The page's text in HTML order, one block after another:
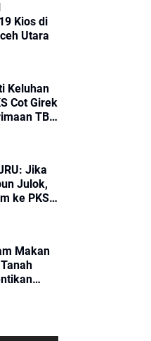
Kios di
Utara
Keluhan
Cot Girek
TBS
Jika
Julok,
ke PKS
Makan